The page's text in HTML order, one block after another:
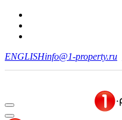
ENGLISHinfo@1-property.ru